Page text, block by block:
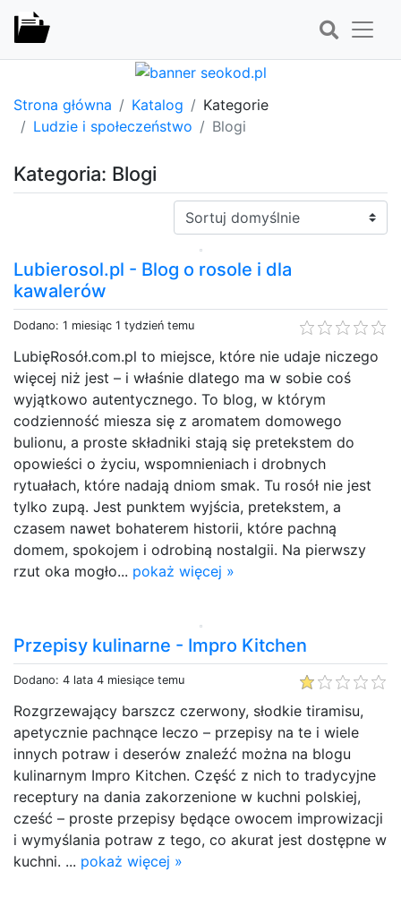
Strona główna Katalog
Kategorie
Ludzie i społeczeństwo
Blogi
Kategoria: Blogi
Sortuj:
Lubierosol.pl - Blog o rosole i dla
kawalerów
Dodano: 1 miesiąc 1 tydzień temu
LubięRosół.com.pl to miejsce, które nie udaje niczego
więcej niż jest – i właśnie dlatego ma w sobie coś
wyjątkowo autentycznego. To blog, w którym
codzienność miesza się z aromatem domowego
bulionu, a proste składniki stają się pretekstem do
opowieści o życiu, wspomnieniach i drobnych
rytuałach, które nadają dniom smak. Tu rosół nie jest
tylko zupą. Jest punktem wyjścia, pretekstem, a
czasem nawet bohaterem historii, które pachną
domem, spokojem i odrobiną nostalgii. Na pierwszy
rzut oka mogło... pokaż więcej »
Przepisy kulinarne - Impro Kitchen
Dodano: 4 lata 4 miesiące temu
Rozgrzewający barszcz czerwony, słodkie tiramisu,
apetycznie pachnące leczo – przepisy na te i wiele
innych potraw i deserów znaleźć można na blogu
kulinarnym Impro Kitchen. Część z nich to tradycyjne
receptury na dania zakorzenione w kuchni polskiej,
cześć – proste przepisy będące owocem improwizacji
i wymyślania potraw z tego, co akurat jest dostępne w
kuchni. ... pokaż więcej »